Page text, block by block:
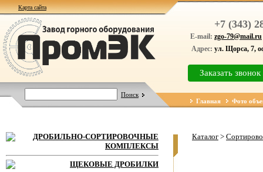
+7 (343)
E-mail: zgo-79@mail.ru
Адрес: ул. Щорса, 7,
Заказать звонок
Карта сайта
Поиск
Главная Фото
ДРОБИЛЬНО-СОРТИРОВОЧНЫЕ
КОМПЛЕКСЫ
ЩЕКОВЫЕ ДРОБИЛКИ
Каталог >